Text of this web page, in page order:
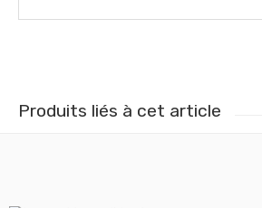
Produits liés à cet article